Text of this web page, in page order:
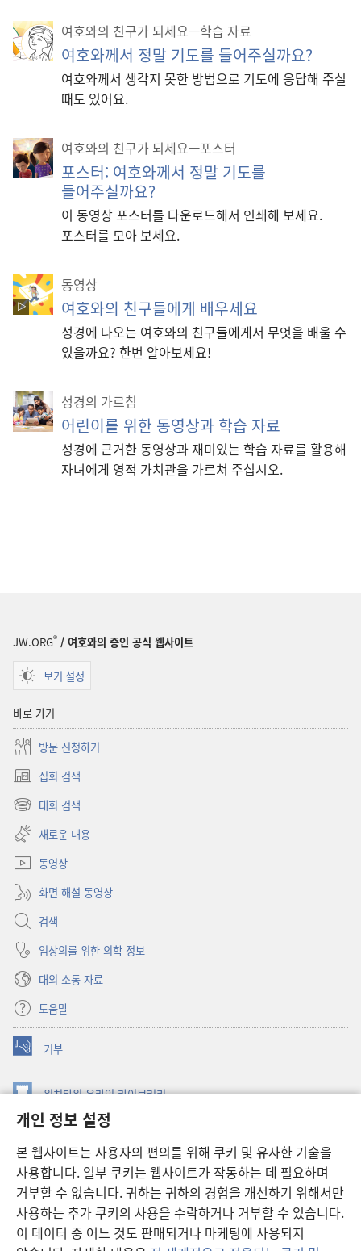
개인 정보 설정
본 웹사이트는 사용자의 편의를 위해 쿠키 및 유사한 기술을
사용합니다. 일부 쿠키는 웹사이트가 작동하는 데 필요하며
거부할 수 없습니다. 귀하는 귀하의 경험을 개선하기 위해서만
사용하는 추가 쿠키의 사용을 수락하거나 거부할 수 있습니다.
이 데이터 중 어느 것도 판매되거나 마케팅에 사용되지
여호와의 친구가 되세요—학습 자료
여호와께서 정말 기도를 들어주실까요?
여호와께서 생각지 못한 방법으로 기도에 응답해 주실
때도 있어요.
여호와의 친구가 되세요—포스터
포스터: 여호와께서 정말 기도를
들어주실까요?
이 동영상 포스터를 다운로드해서 인쇄해 보세요.
포스터를 모아 보세요.
동영상
여호와의 친구들에게 배우세요
성경에 나오는 여호와의 친구들에게서 무엇을 배울 수
있을까요? 한번 알아보세요!
성경의 가르침
어린이를 위한 동영상과 학습 자료
성경에 근거한 동영상과 재미있는 학습 자료를 활용해
자녀에게 영적 가치관을 가르쳐 주십시오.
JW.ORG® / 여호와의 증인 공식 웹사이트
보기 설정
바로 가기
방문 신청하기
집회 검색
(새로운
창
대회 검색
(새로운
창
열기)
새로운 내용
동영상
화면 해설 동영상
검색
임상의를 위한 의학 정보
대외 소통 자료
도움말
기부
(새로운
창
열기) 워치타워 온라인 라이브러리
창
JW Hub ®
창
열기) JW 라이브러리
워치타워 라이브러리